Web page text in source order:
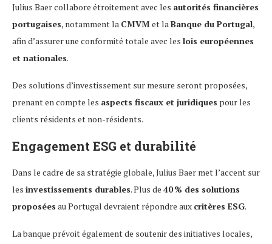
Julius Baer collabore étroitement avec les autorités financières
portugaises, notamment la CMVMet laBanque du Portugal,
afin d’assurer une conformité totale avec les lois européennes
et nationales.
Des solutions d’investissement sur mesure seront proposées,
prenant en compte les aspects fiscaux et juridiques pour les
clients résidents et non-résidents.
Engagement ESG et durabilité
Dans le cadre de sa stratégie globale, Julius Baer met l’accent sur
les investissements durables. Plus de 40 % des solutions
proposées au Portugal devraient répondre aux critères ESG.
La banque prévoit également de soutenir des initiatives locales,